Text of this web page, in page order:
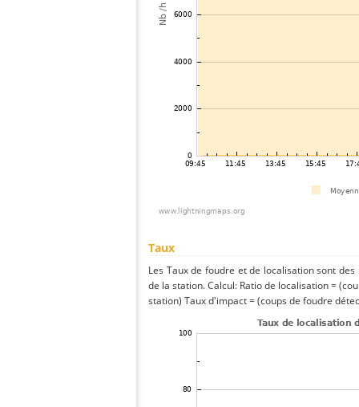
Taux
Les Taux de foudre et de localisation sont
de la station. Calcul: Ratio de localisation =
station) Taux d'impact = (coups de foudre